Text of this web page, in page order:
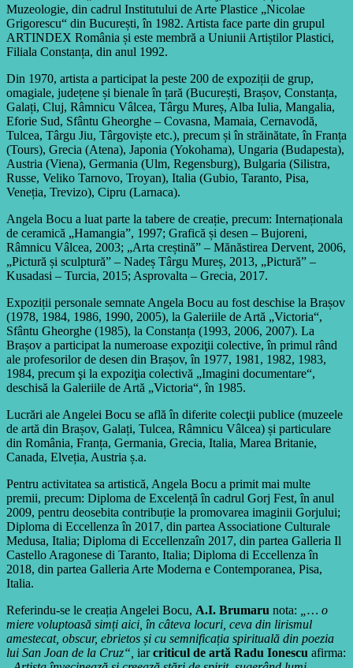
Muzeologie, din cadrul Institutului de Arte Plastice „Nicolae
Grigorescu“ din București, în 1982. Artista face parte din grupul
ARTINDEX România și este membră a Uniunii Artiștilor Plastici,
Filiala Constanța, din anul 1992.
Din 1970, artista a participat la peste 200 de expoziții de grup,
omagiale, județene și bienale în țară (București, Brașov, Constanța,
Galați, Cluj, Râmnicu Vâlcea, Târgu Mureș, Alba Iulia, Mangalia,
Eforie Sud, Sfântu Gheorghe – Covasna, Mamaia, Cernavodă,
Tulcea, Târgu Jiu, Târgoviște etc.), precum și în străinătate, în Franța
(Tours), Grecia (Atena), Japonia (Yokohama), Ungaria (Budapesta),
Austria (Viena), Germania (Ulm, Regensburg), Bulgaria (Silistra,
Russe, Veliko Tarnovo, Troyan), Italia (Gubio, Taranto, Pisa,
Veneția, Trevizo), Cipru (Larnaca).
Angela Bocu a luat parte la tabere de creație, precum: Internaționala
de ceramică „Hamangia”, 1997; Grafică și desen – Bujoreni,
Râmnicu Vâlcea, 2003; „Arta creștină” – Mănăstirea Dervent, 2006,
„Pictură și sculptură” – Nadeș Târgu Mureș, 2013, „Pictură” –
Kusadasi – Turcia, 2015; Asprovalta – Grecia, 2017.
Expoziții personale semnate Angela Bocu au fost deschise la Brașov
(1978, 1984, 1986, 1990, 2005), la Galeriile de Artă „Victoria“,
Sfântu Gheorghe (1985), la Constanța (1993, 2006, 2007). La
Brașov a participat la numeroase expoziţii colective, în primul rând
ale profesorilor de desen din Brașov, în 1977, 1981, 1982, 1983,
1984, precum şi la expoziţia colectivă „Imagini documentare“,
deschisă la Galeriile de Artă „Victoria“, în 1985.
Lucrări ale Angelei Bocu se află în diferite colecţii publice (muzeele
de artă din Brașov, Galați, Tulcea, Râmnicu Vâlcea) și particulare
din România, Franța, Germania, Grecia, Italia, Marea Britanie,
Canada, Elveția, Austria ș.a.
Pentru activitatea sa artistică, Angela Bocu a primit mai multe
premii, precum: Diploma de Excelență în cadrul Gorj Fest, în anul
2009, pentru deosebita contribuție la promovarea imaginii Gorjului;
Diploma di Eccellenza în 2017, din partea Associatione Culturale
Medusa, Italia; Diploma di Eccellenzaîn 2017, din partea Galleria Il
Castello Aragonese di Taranto, Italia; Diploma di Eccellenza în
2018, din partea Galleria Arte Moderna e Contemporanea, Pisa,
Italia.
Referindu-se le creația Angelei Bocu, A.I. Brumaru nota:
„… o
miere voluptoasă simți aici, în câteva locuri, ceva din lirismul
amestecat, obscur, ebrietos și cu semnificația spirituală din poezia
lui San Joan de la Cruz“, iarcriticul de artă Radu Ionescu afirma: